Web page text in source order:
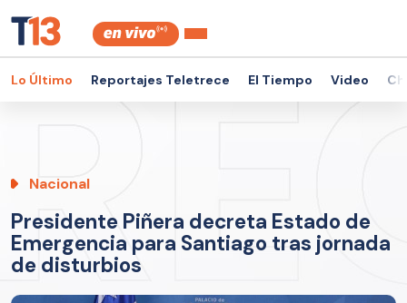
Lo Último Reportajes Teletrece El Tiempo Video
Nacional
Presidente Piñera decreta Estado de
Emergencia para Santiago tras jornada
de disturbios